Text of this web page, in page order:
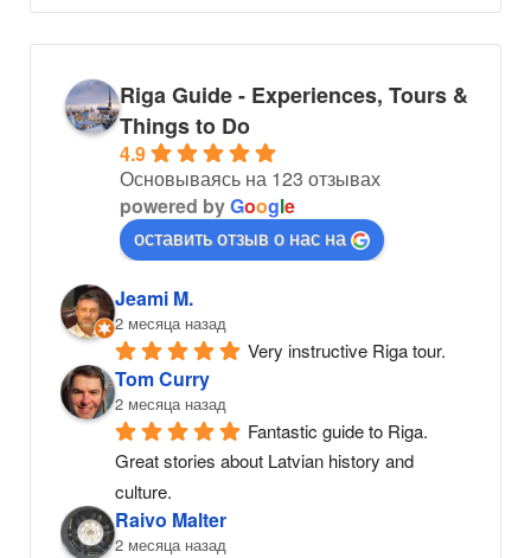
Riga Guide - Experiences, Tours &
Things to Do
4.9
Основываясь на 123 отзывах
powered byGoogle
оставить отзыв о нас на
Jeami M.
2 месяца назад
Very instructive Riga tour.
Tom Curry
2 месяца назад
Fantastic guide to Riga.
Great stories about Latvian history and
culture.
Raivo Malter
2 месяца назад